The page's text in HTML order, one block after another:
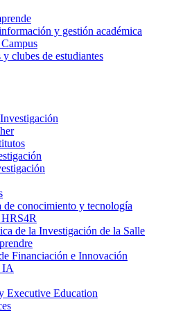
y gestión académica
clubes de estudiantes
de conocimiento y tecnología
de la Investigación de la Salle
Financiación e Innovación
IA
Executive Education